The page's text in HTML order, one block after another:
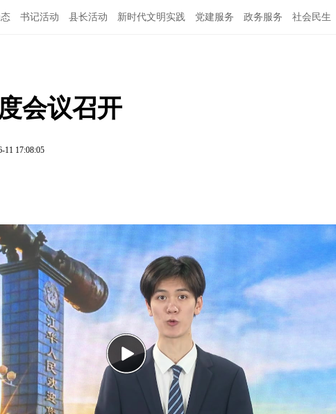
书记活动 县长活动 新时代文明实践 党建服务 政务服务 社会民生
会议召开
11 17:08:05